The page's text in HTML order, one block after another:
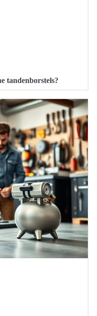
tandenborstels?